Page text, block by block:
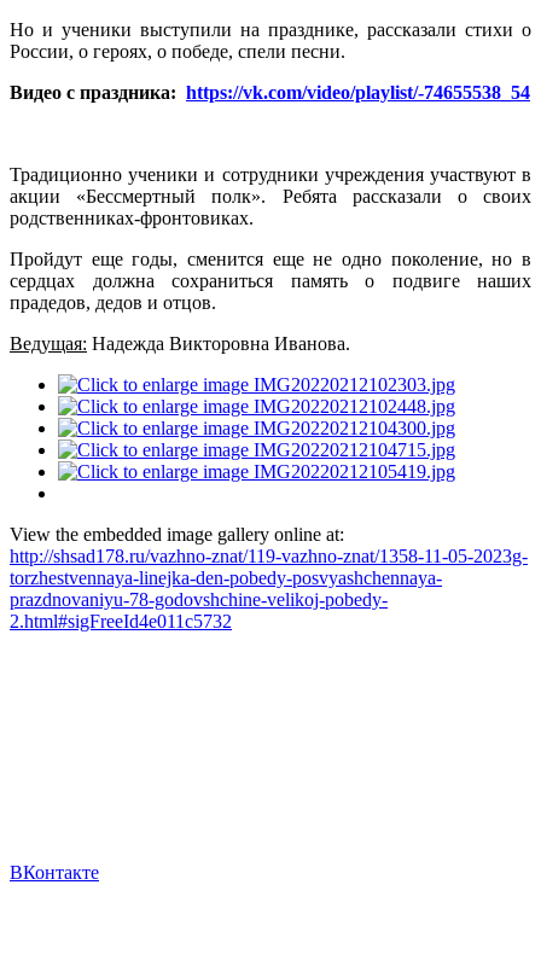
Но и ученики выступили на празднике, рассказали стихи о
России, о героях, о победе, спели песни.
Видео с праздника: https://vk.com/video/playlist/-74655538_54
Традиционно ученики и сотрудники учреждения участвуют в
акции «Бессмертный полк». Ребята рассказали о своих
родственниках-фронтовиках.
Пройдут еще годы, сменится еще не одно поколение, но в
сердцах должна сохраниться память о подвиге наших
прадедов, дедов и отцов.
Ведущая: Надежда Викторовна Иванова.
View the embedded image gallery online at:
http://shsad178.ru/vazhno-znat/119-vazhno-znat/1358-11-05-2023g-
torzhestvennaya-linejka-den-pobedy-posvyashchennaya-
prazdnovaniyu-78-godovshchine-velikoj-pobedy-
2.html#sigFreeId4e011c5732
ВКонтакте